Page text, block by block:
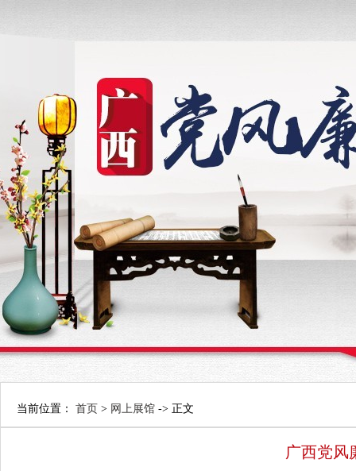
当前位置： 首页 > 网上展馆 -> 正文
广西党风